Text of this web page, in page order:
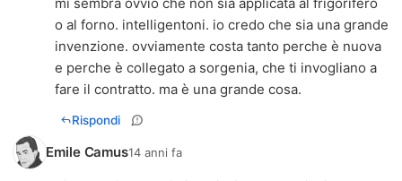
o al forno. intelligentoni. io credo che sia una grande
invenzione. ovviamente costa tanto perche è nuova
e perche è collegato a sorgenia, che ti invogliano a
fare il contratto. ma è una grande cosa.
Rispondi
Emile Camus14 anni fa